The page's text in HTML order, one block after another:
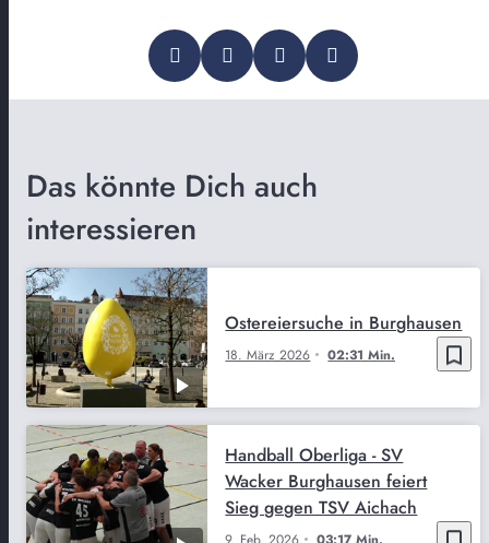
Das könnte Dich auch
interessieren
bookmark_border
18. März 2026 02:31 Min.
Ostereiersuche in Burghausen
Handball Oberliga - SV
Wacker Burghausen feiert
Sieg gegen TSV Aichach